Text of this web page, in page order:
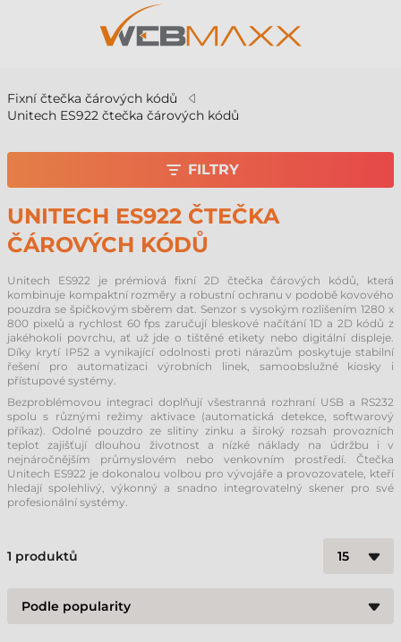
Fixní čtečka čárových kódů
Unitech ES922 čtečka čárových kódů
UNITECH ES922 ČTEČKA
ČÁROVÝCH KÓDŮ
Unitech ES922 je prémiová fixní 2D čtečka čárových kódů, která
kombinuje kompaktní rozměry a robustní ochranu v podobě kovového
pouzdra se špičkovým sběrem dat. Senzor s vysokým rozlišením 1280 x
800 pixelů a rychlost 60 fps zaručují bleskové načítání 1D a 2D kódů z
jakéhokoli povrchu, ať už jde o tištěné etikety nebo digitální displeje.
Díky krytí IP52 a vynikající odolnosti proti nárazům poskytuje stabilní
řešení pro automatizaci výrobních linek, samoobslužné kiosky i
přístupové systémy.
Bezproblémovou integraci doplňují všestranná rozhraní USB a RS232
spolu s různými režimy aktivace (automatická detekce, softwarový
příkaz). Odolné pouzdro ze slitiny zinku a široký rozsah provozních
teplot zajišťují dlouhou životnost a nízké náklady na údržbu i v
nejnáročnějším průmyslovém nebo venkovním prostředí. Čtečka
Unitech ES922 je dokonalou volbou pro vývojáře a provozovatele, kteří
hledají spolehlivý, výkonný a snadno integrovatelný skener pro své
profesionální systémy.
1 produktů
FILTRY